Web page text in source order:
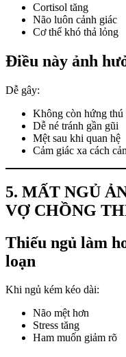
Cortisol tăng
Não luôn cảnh giác
Cơ thể khó thả lỏng
Điều này ảnh
Dễ gây:
Không còn hứng thú
Dễ né tránh gần gũi
Mệt sau khi quan hệ
Cảm giác xa cách
5. MẤT NGỦ
VỢ CHỒNG
Thiếu ngủ làm
loạn
Khi ngủ kém kéo dài:
Não mệt hơn
Stress tăng
Ham muốn giảm rõ